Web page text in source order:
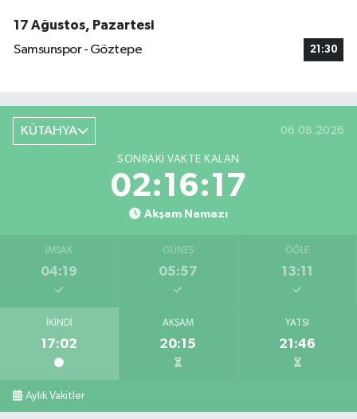
17 Ağustos, Pazartesi
Samsunspor - Göztepe
21:30
KÜTAHYA 06.08.2026
SONRAKI VAKTE KALAN
02:16:16
Akşam Namazı
İMSAK
04:19
GÜNEŞ
05:57
ÖĞLE
13:11
İKINDI
17:02
AKŞAM
20:15
YATSI
21:46
Aylık Vakitler